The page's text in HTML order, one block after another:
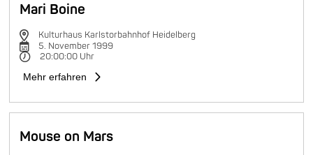
Mari Boine
Kulturhaus Karlstorbahnhof Heidelberg
5. November 1999
20:00:00 Uhr
Mehr erfahren
Mouse on Mars